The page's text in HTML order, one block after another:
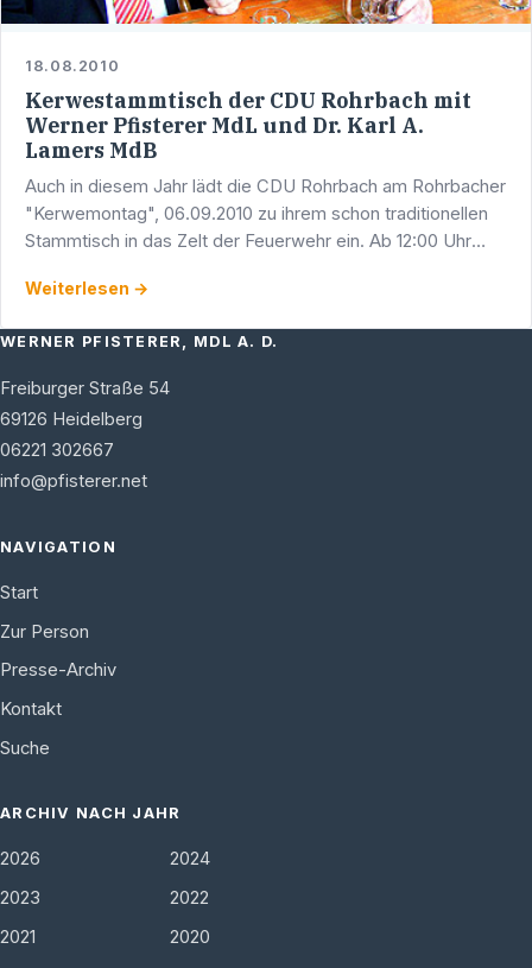
18.08.2010
Kerwestammtisch der CDU Rohrbach mit
Werner Pfisterer MdL und Dr. Karl A.
Lamers MdB
Auch in diesem Jahr lädt die CDU Rohrbach am Rohrbacher
"Kerwemontag", 06.09.2010 zu ihrem schon traditionellen
Stammtisch in das Zelt der Feuerwehr ein. Ab 12:00 Uhr
Weiterlesen →
WERNER PFISTERER, MDL A. D.
Freiburger Straße 54
69126 Heidelberg
06221 302667
info@pfisterer.net
NAVIGATION
Start
Zur Person
Presse-Archiv
Kontakt
Suche
ARCHIV NACH JAHR
2026
2024
2023
2022
2021
2020